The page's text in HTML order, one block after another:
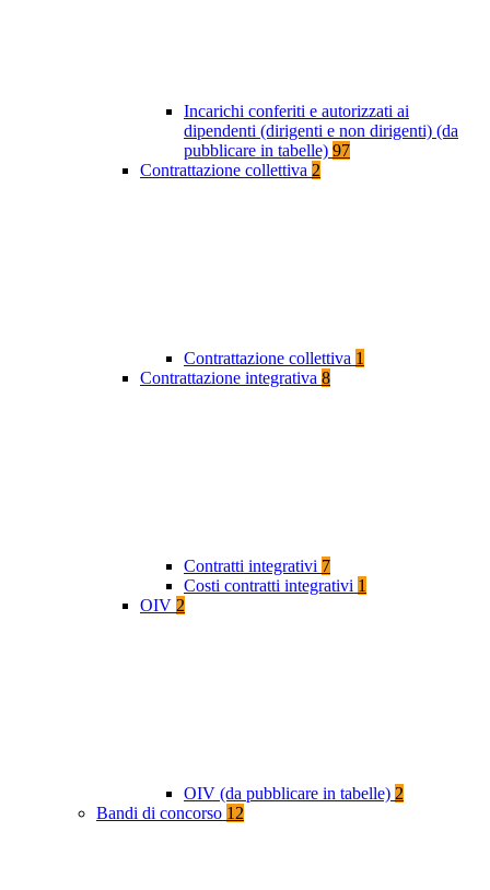
Incarichi conferiti e autorizzati ai
dipendenti (dirigenti e non dirigenti) (da
pubblicare in tabelle) 97
Contrattazione collettiva 2
Contrattazione collettiva 1
Contrattazione integrativa 8
Contratti integrativi 7
Costi contratti integrativi 1
OIV 2
OIV (da pubblicare in tabelle) 2
Bandi di concorso 12